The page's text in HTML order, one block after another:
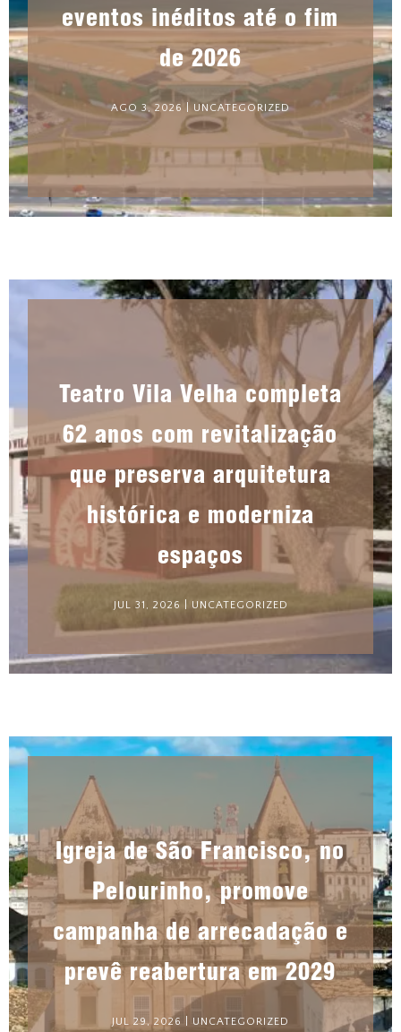
eventos inéditos até o fim
de 2026
AGO 3, 2026 UNCATEGORIZED
Teatro Vila Velha completa
62 anos com revitalização
que preserva arquitetura
histórica e moderniza
espaços
JUL 31, 2026 UNCATEGORIZED
Igreja de São Francisco, no
Pelourinho, promove
campanha de arrecadação e
prevê reabertura em 2029
JUL 29, 2026 UNCATEGORIZED